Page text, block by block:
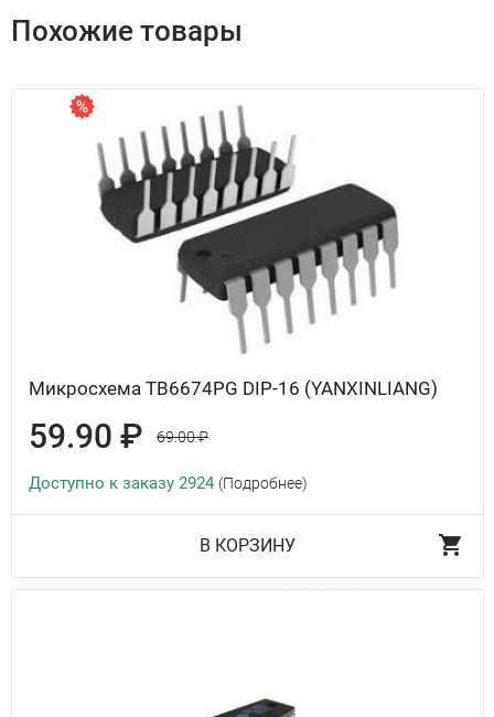
Похожие товары
Микросхема TB6674PG DIP-16 (YANXINLIANG)
59.90 ₽ 69.00 ₽
Доступно к заказу 2924 (Подробнее)
В КОРЗИНУ